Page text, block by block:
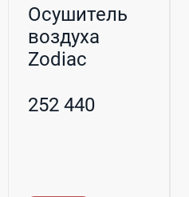
Осушитель
воздуха
Zodiac
Ambient 80
252 440